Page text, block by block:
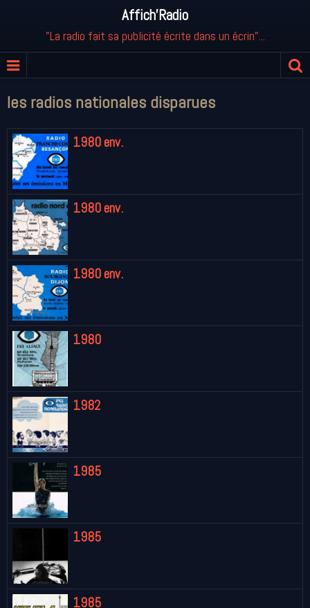
Affich'Radio
"La radio fait sa publicité écrite dans un écrin"...
les radios nationales disparues
1980 env.
1980 env.
1980 env.
1980
1982
1985
1985
1985